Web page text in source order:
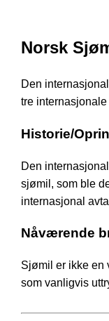
Norsk
Den
tre
Historie/
Den
sjømil, som ble
internasjonal
Nåværende
Sjømil er ikke en
som vanligvis